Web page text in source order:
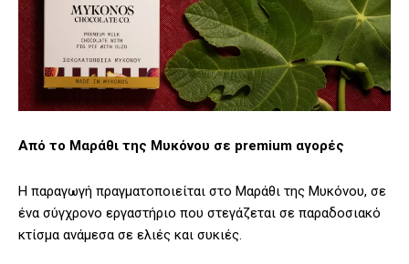
Από το Μαράθι της Μυκόνου σε premium αγορές
Η παραγωγή πραγματοποιείται στο Μαράθι της Μυκόνου, σε
ένα σύγχρονο εργαστήριο που στεγάζεται σε παραδοσιακό
κτίσμα ανάμεσα σε ελιές και συκιές.